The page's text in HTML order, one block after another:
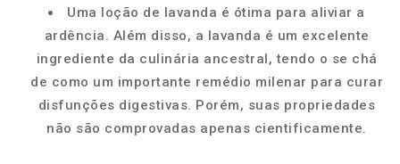
Uma loção de lavanda é ótima para aliviar a
ardência. Além disso, a lavanda é um excelente
ingrediente da culinária ancestral, tendo o se chá
de como um importante remédio milenar para curar
disfunções digestivas. Porém, suas propriedades
não são comprovadas apenas cientificamente.